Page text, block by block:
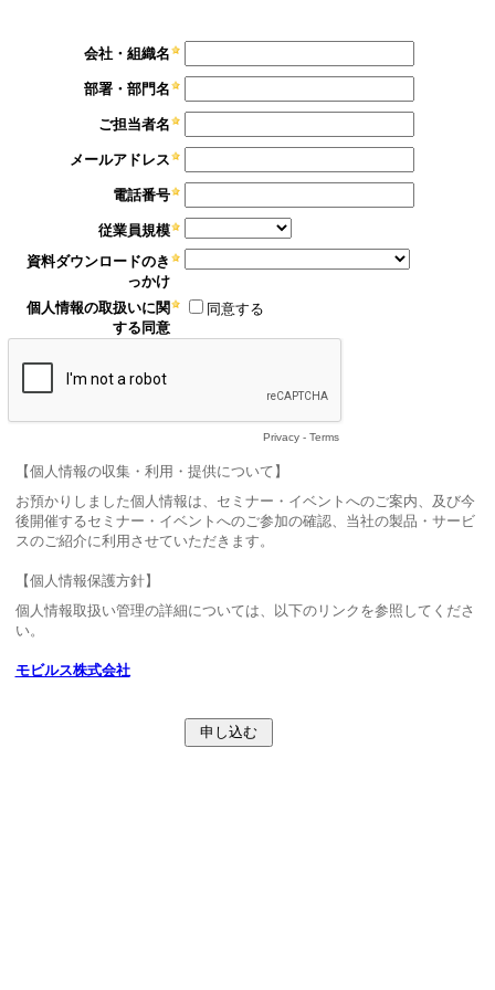
会社・組織名
部署・部門名
ご担当者名
メールアドレス
電話番号
従業員規模
資料ダウンロードのき
っかけ
個人情報の取扱いに関
する同意
同意する
Privacy- Terms
【個人情報の収集・利用・提供について】
お預かりしました個人情報は、セミナー・イベントへのご案内、及び今
後開催するセミナー・イベントへのご参加の確認、当社の製品・サービ
スのご紹介に利用させていただきます。
【個人情報保護方針】
個人情報取扱い管理の詳細については、以下のリンクを参照してくださ
い。
モビルス株式会社